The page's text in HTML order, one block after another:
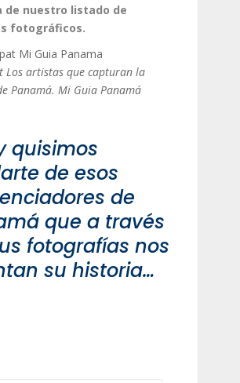
de nuestro listado de
fotográficos.
Los artistas que capturan la
Panamá. Mi Guia Panamá
quisimos
de esos
de
que a través
fotografías nos
su historia…